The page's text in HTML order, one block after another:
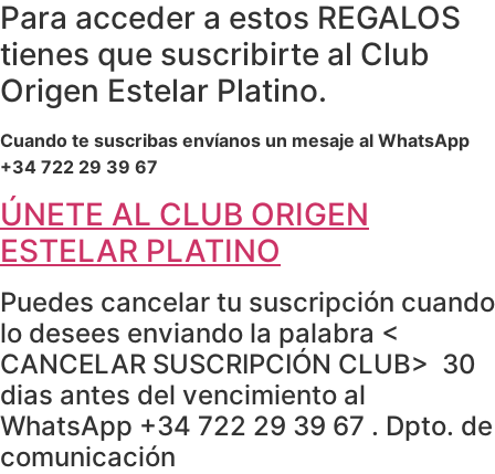
Para acceder a estos REGALOS
tienes que suscribirte al Club
Origen Estelar Platino.
Cuando te suscribas envíanos un mesaje al WhatsApp
+34 722 29 39 67
ÚNETE AL CLUB ORIGEN
ESTELAR PLATINO
Puedes cancelar tu suscripción cuando
lo desees enviando la palabra <
CANCELAR SUSCRIPCIÓN CLUB> 30
dias antes del vencimiento al
WhatsApp +34 722 29 39 67 . Dpto. de
comunicación